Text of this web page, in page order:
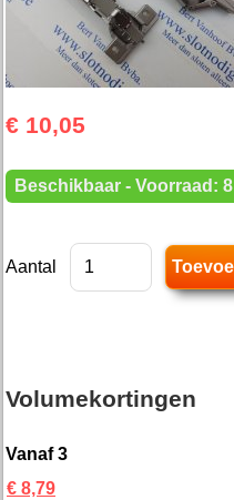
€ 10,05
Beschikbaar - Voorraad: 8
Aantal
Volumekortingen
Vanaf 3
€ 8,79